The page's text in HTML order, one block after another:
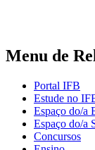
Menu de
Portal IFB
Estude no
Espaço do/a
Espaço do/a
Concursos